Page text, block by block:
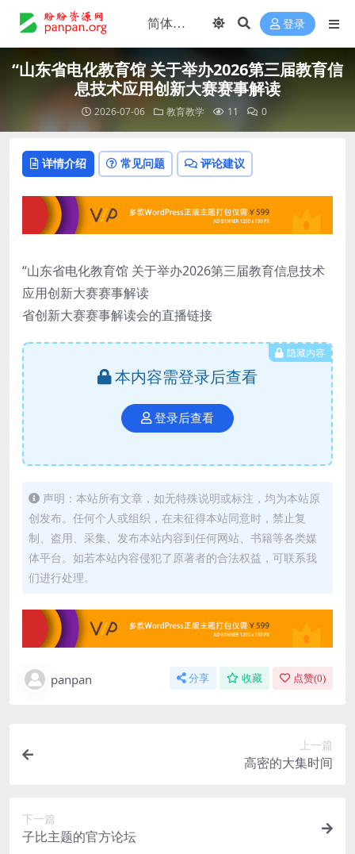
登录
“山东省电化教育馆 关于举办2026第三届教育信
息技术应用创新大赛赛事解读
2026-07-06 教育教学 11 0
详情介绍 常见问题 评论建议
“山东省电化教育馆 关于举办2026第三届教育信息技术
应用创新大赛赛事解读
省创新大赛赛事解读会的直播链接
隐藏内容
本内容需登录后查看
登录后查看
声明：本站所有文章，如无特殊说明或标注，均为本站原
创发布。任何个人或组织，在未征得本站同意时，禁止复
制、盗用、采集、发布本站内容到任何网站、书籍等各类媒
体平台。如若本站内容侵犯了原著者的合法权益，可联系我
们进行处理。
panpan 分享 收藏 点赞(0)
上一篇
高密的大集时间
下一篇
子比主题的官方论坛